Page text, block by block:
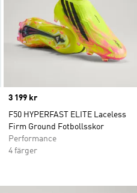
Price
3 199 kr
F50 HYPERFAST ELITE Laceless
Firm Ground Fotbollsskor
Performance
4 färger